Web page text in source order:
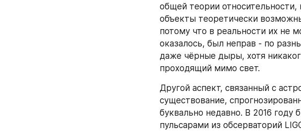
общей теории
объекты теоретически
потому что в реальности их не
оказалось, был неправ - по
даже чёрные дыры, хотя
проходящий мимо свет.
Другой аспект, связанный с
существование,
буквально недавно. В 2016 году
пульсарами из обсерваторий